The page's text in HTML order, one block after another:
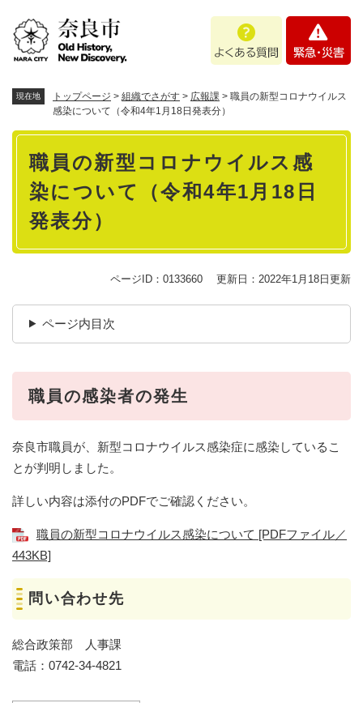
あ
問
・
現在地 トップページ > 組織でさがす > 広報課 > 職員の新型コロナウイルス
感染について（令和4年1月18日発表分）
本
職員の新型コロナウイルス感
染について（令和4年1月18日
発表分）
ページID：0133660 更新日：2022年1月18日更新
ページ内目次
職員の感染者の発生
奈良市職員が、新型コロナウイルス感染症に感染しているこ
とが判明しました。
詳しい内容は添付のPDFでご確認ください。
職員の新型コロナウイルス感染について [PDFファイル／
443KB]
問い合わせ先
総合政策部 人事課
電話：0742-34-4821